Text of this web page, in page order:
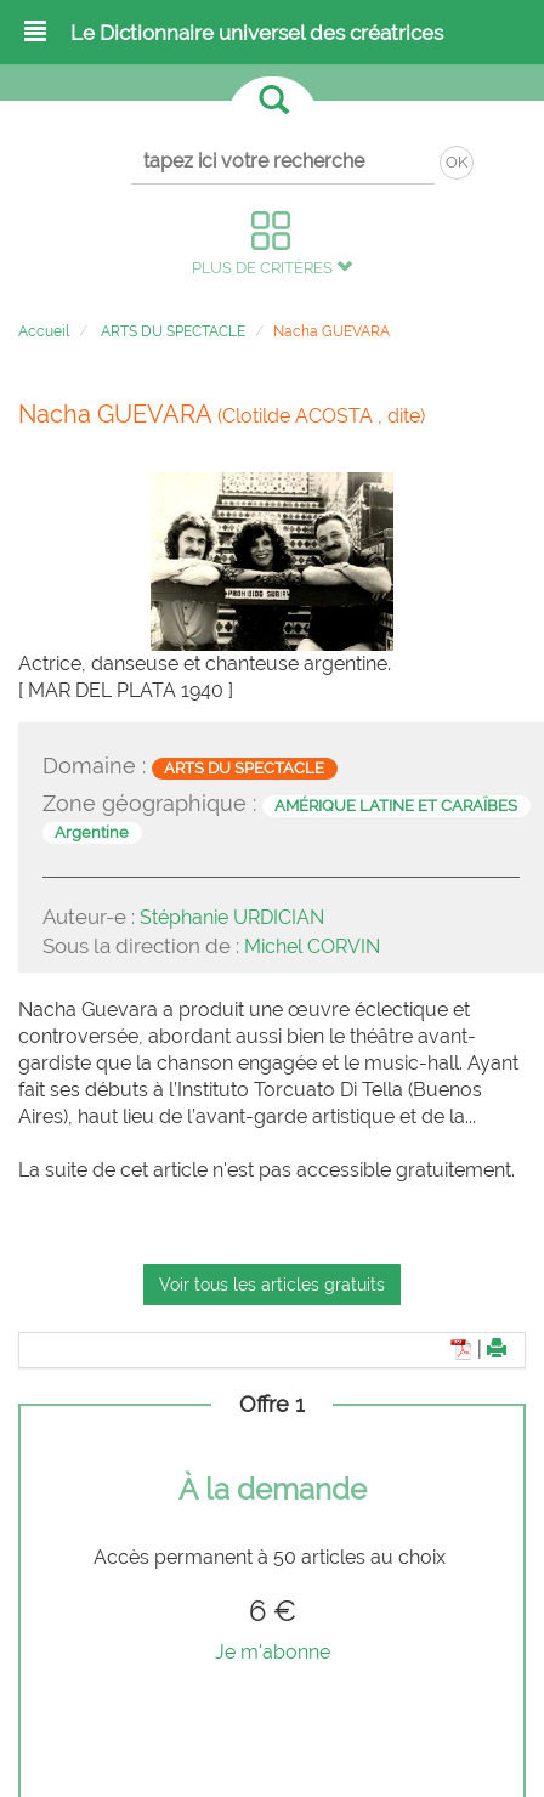
Le Dictionnaire universel des créatrices
OK
PLUS DE CRITÈRES
Accueil ARTS DU SPECTACLE Nacha GUEVARA
Nacha GUEVARA (Clotilde ACOSTA , dite)
Actrice, danseuse et chanteuse argentine.
[ MAR DEL PLATA 1940 ]
Domaine : ARTS DU SPECTACLE
Zone géographique :
AMÉRIQUE LATINE ET CARAÏBES
Argentine
Auteur-e : Stéphanie URDICIAN
Sous la direction de : Michel CORVIN
Nacha Guevara a produit une œuvre éclectique et
controversée, abordant aussi bien le théâtre avant-
gardiste que la chanson engagée et le music-hall. Ayant
fait ses débuts à l’Instituto Torcuato Di Tella (Buenos
Aires), haut lieu de l’avant-garde artistique et de la...
La suite de cet article n'est pas accessible gratuitement.
Voir tous les articles gratuits
Offre 1
À la demande
Accès permanent à 50 articles au choix
6 €
Je m'abonne